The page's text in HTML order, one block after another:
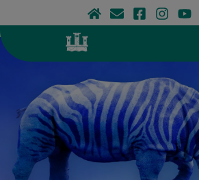
Inhalt
springen